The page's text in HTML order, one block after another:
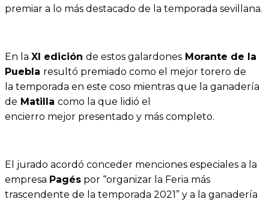
premiar a lo más destacado de la temporada sevillana.
En la XI edición de estos galardones Morante de la
Puebla resultó premiado como el mejor torero de
la temporada en este coso mientras que la ganadería
de Matilla como la que lidió el
encierro mejor presentado y más completo.
El jurado acordó conceder menciones especiales a la
empresa Pagés por “organizar la Feria más
trascendente de la temporada 2021” y a la ganadería